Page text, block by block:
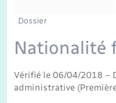
Organisation
La Communauté
Dossier
Nationalité
Vérifié le 06/04/2018 –
administrative